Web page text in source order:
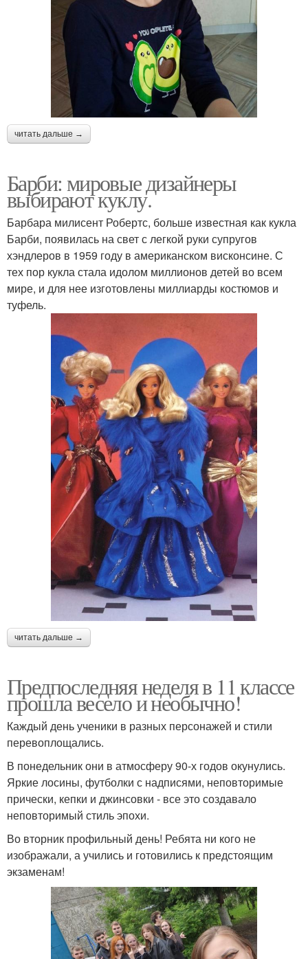
читать дальше →
Барби: мировые дизайнеры
выбирают куклу.
Барбара милисент Робертс, больше известная как кукла
Барби, появилась на свет с легкой руки супругов
хэндлеров в 1959 году в американском висконсине. С
тех пор кукла стала идолом миллионов детей во всем
мире, и для нее изготовлены миллиарды костюмов и
туфель.
читать дальше →
Предпоследняя неделя в 11 классе
прошла весело и необычно!
Каждый день ученики в разных персонажей и стили
перевоплощались.
В понедельник они в атмосферу 90-х годов окунулись.
Яркие лосины, футболки с надписями, неповторимые
прически, кепки и джинсовки - все это создавало
неповторимый стиль эпохи.
Во вторник профильный день! Ребята ни кого не
изображали, а учились и готовились к предстоящим
экзаменам!